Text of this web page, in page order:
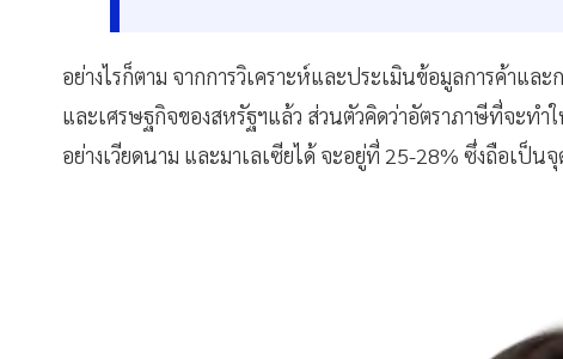
อย่างไรก็ตาม จากการวิเคราะห์และประเมินข้อมูลการค้าแ
และเศรษฐกิจของสหรัฐฯแล้ว ส่วนตัวคิดว่าอัตราภาษีที่จะท
อย่างเวียดนาม และมาเลเซียได้ จะอยู่ที่ 25-28% ซึ่งถือเป็น